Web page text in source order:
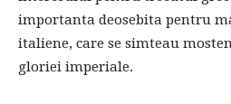
importanta deosebita pentru
italiene, care se simteau
gloriei imperiale.